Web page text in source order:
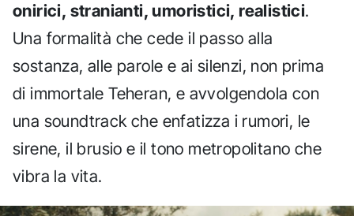
onirici, stranianti, umoristici, realistici.
Una formalità che cede il passo alla
sostanza, alle parole e ai silenzi, non prima
di immortale Teheran, e avvolgendola con
una soundtrack che enfatizza i rumori, le
sirene, il brusio e il tono metropolitano che
vibra la vita.